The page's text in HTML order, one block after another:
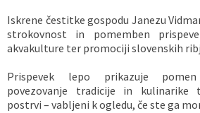
Iskrene čestitke gospodu Janezu
strokovnost in pomemben
akvakulture ter promociji slovenskih
Prispevek lepo prikazuje
povezovanje tradicije in kulinarike
postrvi – vabljeni k ogledu, če ste ga